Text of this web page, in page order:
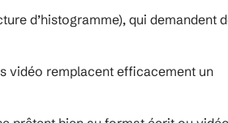
d’histogramme), qui demandent
vidéo remplacent efficacement un